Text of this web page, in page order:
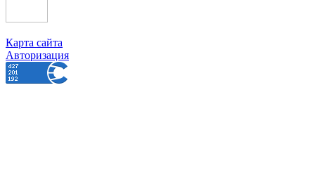
Карта сайта
Авторизация